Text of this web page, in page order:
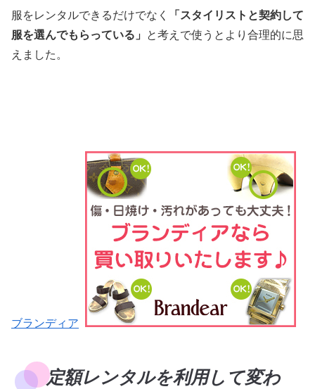
服をレンタルできるだけでなく
「スタイリストと契約して
服を選んでもらっている」
と考えで使うとより合理的に思
えました。
ブランディア
定額レンタルを利用して変わ